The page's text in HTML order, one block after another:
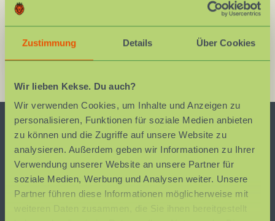
Zustimmung Details Über Cookies
Wir lieben Kekse. Du auch?
Wir verwenden Cookies, um Inhalte und Anzeigen zu
personalisieren, Funktionen für soziale Medien anbieten
zu können und die Zugriffe auf unsere Website zu
analysieren. Außerdem geben wir Informationen zu Ihrer
Verwendung unserer Website an unsere Partner für
soziale Medien, Werbung und Analysen weiter. Unsere
Partner führen diese Informationen möglicherweise mit
weiteren Daten zusammen, die Sie ihnen bereitgestellt
60–120 min
ANFRAGEN
ZIELE
Sicher mit starkaufaugenhoehe